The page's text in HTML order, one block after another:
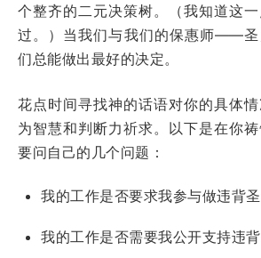
个整齐的二元决策树。（我知道这
过。）当我们与我们的保惠师——
们总能做出最好的决定。
花点时间寻找神的话语对你的具体
为智慧和判断力祈求。以下是在你
要问自己的几个问题：
我的工作是否要求我参与做违背
我的工作是否需要我公开支持违